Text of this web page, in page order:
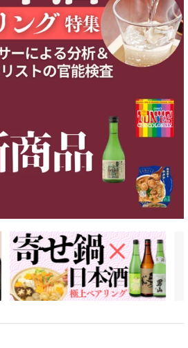
詳細をみる